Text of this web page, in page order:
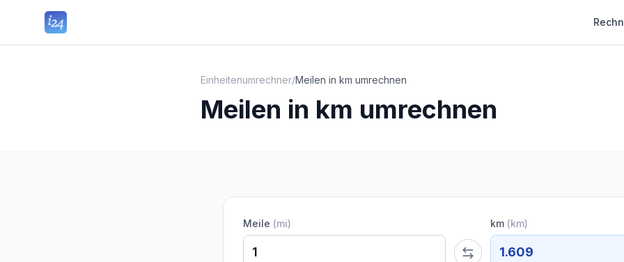
Einheitenumrechner/Meilen in km umrechnen
Meilen in km umrechnen
Meile (mi) km (km)
1.609